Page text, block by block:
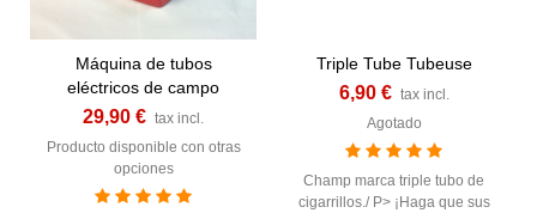
Máquina de tubos
eléctricos de campo
29,90 € tax incl.
Producto disponible con otras
opciones
Triple Tube Tubeuse
6,90 € tax incl.
Agotado
Champ marca triple tubo de
cigarrillos./ P> ¡Haga que sus